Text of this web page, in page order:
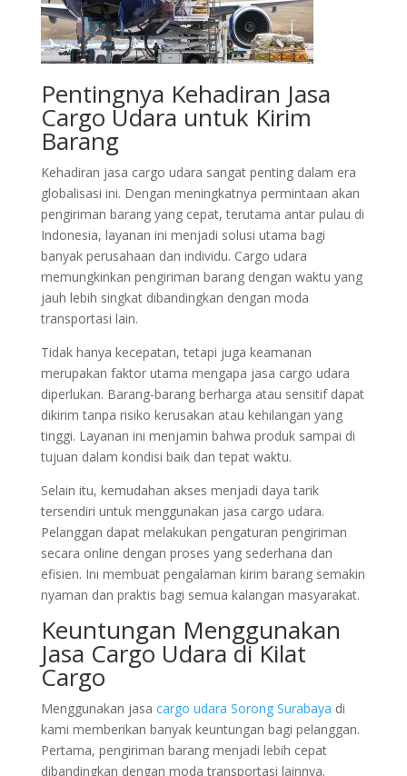
Pentingnya Kehadiran Jasa
Cargo Udara untuk Kirim
Barang
Kehadiran jasa cargo udara sangat penting dalam era
globalisasi ini. Dengan meningkatnya permintaan akan
pengiriman barang yang cepat, terutama antar pulau di
Indonesia, layanan ini menjadi solusi utama bagi
banyak perusahaan dan individu. Cargo udara
memungkinkan pengiriman barang dengan waktu yang
jauh lebih singkat dibandingkan dengan moda
transportasi lain.
Tidak hanya kecepatan, tetapi juga keamanan
merupakan faktor utama mengapa jasa cargo udara
diperlukan. Barang-barang berharga atau sensitif dapat
dikirim tanpa risiko kerusakan atau kehilangan yang
tinggi. Layanan ini menjamin bahwa produk sampai di
tujuan dalam kondisi baik dan tepat waktu.
Selain itu, kemudahan akses menjadi daya tarik
tersendiri untuk menggunakan jasa cargo udara.
Pelanggan dapat melakukan pengaturan pengiriman
secara online dengan proses yang sederhana dan
efisien. Ini membuat pengalaman kirim barang semakin
nyaman dan praktis bagi semua kalangan masyarakat.
Keuntungan Menggunakan
Jasa Cargo Udara di Kilat
Cargo
Menggunakan jasa cargo udara Sorong Surabaya di
kami memberikan banyak keuntungan bagi pelanggan.
Pertama, pengiriman barang menjadi lebih cepat
dibandingkan dengan moda transportasi lainnya.